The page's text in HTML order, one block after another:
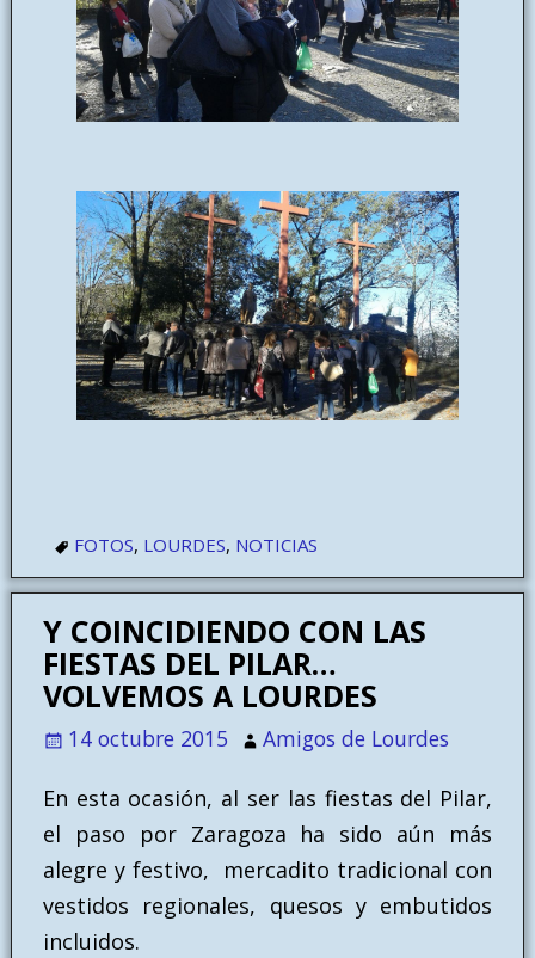
FOTOS, LOURDES, NOTICIAS
Y COINCIDIENDO CON LAS
FIESTAS DEL PILAR…
VOLVEMOS A LOURDES
14 octubre 2015 Amigos de Lourdes
En esta ocasión, al ser las fiestas del Pilar,
el paso por Zaragoza ha sido aún más
alegre y festivo, mercadito tradicional con
vestidos regionales, quesos y embutidos
incluidos.